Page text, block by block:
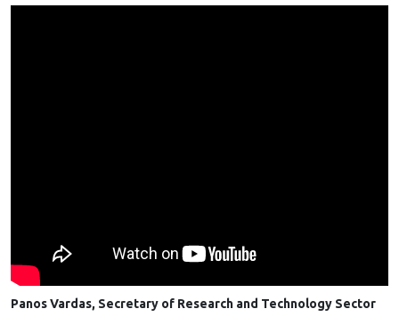
Panos Vardas, Secretary of Research and Technology Sector